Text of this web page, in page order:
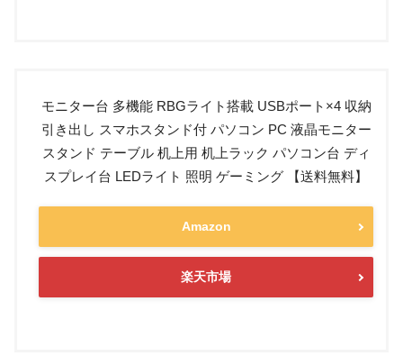
モニター台 多機能 RBGライト搭載 USBポート×4 収納
引き出し スマホスタンド付 パソコン PC 液晶モニター
スタンド テーブル 机上用 机上ラック パソコン台 ディ
スプレイ台 LEDライト 照明 ゲーミング 【送料無料】
Amazon
楽天市場